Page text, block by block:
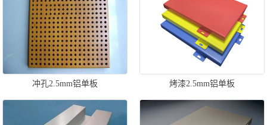
冲孔2.5mm铝单板 烤漆2.5mm铝单板